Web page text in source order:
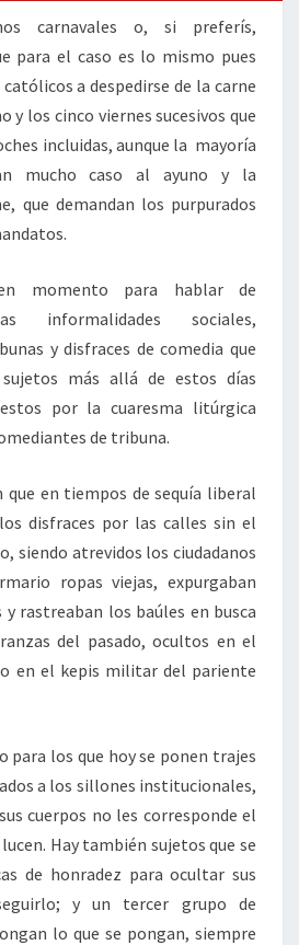
carnavales o, si preferís,
para el caso es lo mismo pues
a despedirse de la carne
y los cinco viernes sucesivos que
incluidas, aunque la mayoría
mucho caso al ayuno y la
que demandan los purpurados
momento para hablar de
informalidades sociales,
y disfraces de comedia que
más allá de estos días
por la cuaresma litúrgica
de tribuna.
que en tiempos de sequía liberal
disfraces por las calles sin el
siendo atrevidos los ciudadanos
ropas viejas, expurgaban
rastreaban los baúles en busca
del pasado, ocultos en el
en el kepis militar del pariente
para los que hoy se ponen trajes
a los sillones institucionales,
cuerpos no les corresponde el
Hay también sujetos que se
de honradez para ocultar sus
y un tercer grupo de
lo que se pongan, siempre